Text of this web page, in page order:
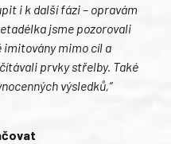
i k další fázi – opravám
jsme pozorovali
imitovány mimo cíl a
prvky střelby. Také
výsledků,“